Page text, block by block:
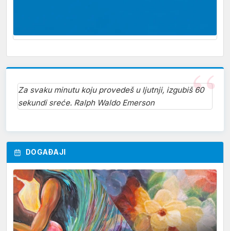
Za svaku minutu koju provedeš u ljutnji, izgubiš 60
sekundi sreće. Ralph Waldo Emerson
DOGAĐAJI